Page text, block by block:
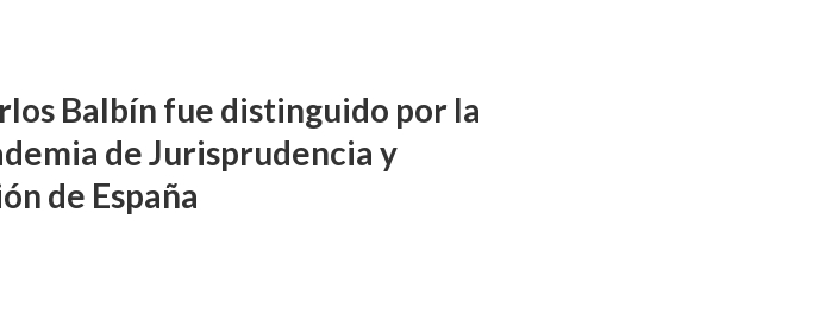
Balbín fue distinguido por la
de Jurisprudencia y
de España